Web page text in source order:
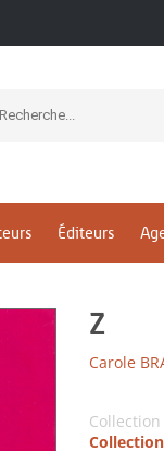
Éditeurs
Z
Carole
Collection